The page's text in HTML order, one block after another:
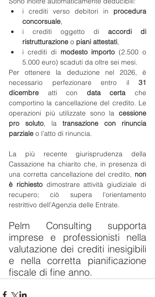
i crediti verso debitori in procedura
concorsuale,
i crediti oggetto di accordi di
ristrutturazione o piani attestati,
i crediti di modesto importo (2.500 o
5.000 euro) scaduti da oltre sei mesi.
Per ottenere la deduzione nel 2026, è
necessario perfezionare entro il 31
dicembre atti con data certa che
comportino la cancellazione del credito. Le
operazioni più utilizzate sono la cessione
pro soluto, la transazione con rinuncia
parziale o l’atto di rinuncia.
La più recente giurisprudenza della
Cassazione ha chiarito che, in presenza di
una corretta cancellazione del credito, non
è richiesto dimostrare attività giudiziale di
recupero; ciò supera l’orientamento
restrittivo dell’Agenzia delle Entrate.
Pelm Consulting supporta
imprese e professionisti nella
valutazione dei crediti inesigibili
e nella corretta pianificazione
fiscale di fine anno.